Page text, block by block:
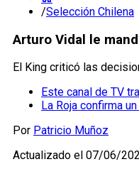
/Selección Chilena
Arturo Vidal le
El King criticó las
Este canal de TV
La Roja confirma
Por Patricio Muñoz
Actualizado el 07/06/